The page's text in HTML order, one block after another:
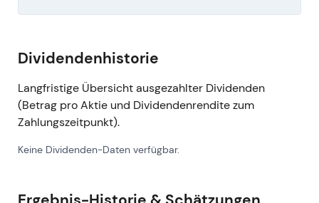
Dividendenhistorie
Langfristige Übersicht ausgezahlter Dividenden
(Betrag pro Aktie und Dividendenrendite zum
Zahlungszeitpunkt).
Keine Dividenden-Daten verfügbar.